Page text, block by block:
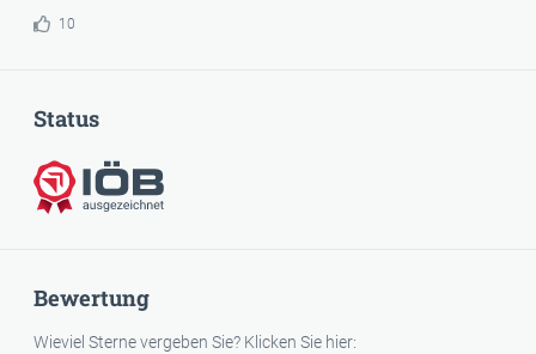
10
Status
IÖB-ausgezeichnet
Bewertung
Wieviel Sterne vergeben Sie? Klicken Sie hier: